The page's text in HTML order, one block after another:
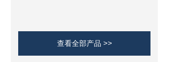
查看全部产品 >>